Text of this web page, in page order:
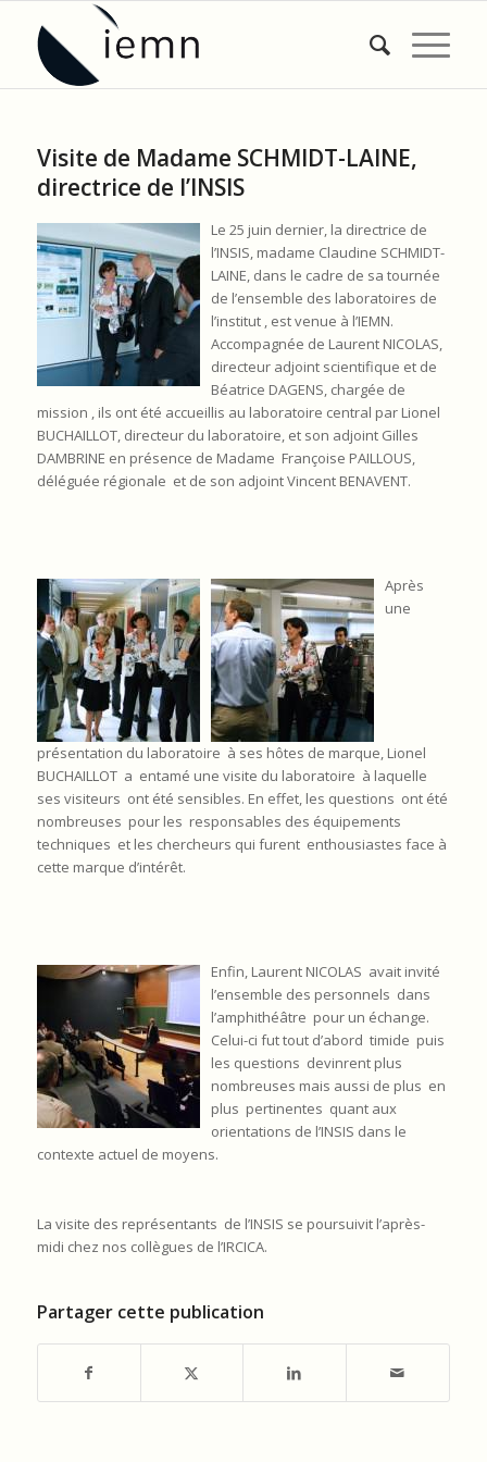
Visite de Madame SCHMIDT-LAINE,
directrice de l’INSIS
Le 25 juin dernier, la directrice de
l’INSIS, madame Claudine SCHMIDT-
LAINE, dans le cadre de sa tournée
de l’ensemble des laboratoires de
l’institut , est venue à l’IEMN.
Accompagnée de Laurent NICOLAS,
directeur adjoint scientifique et de
Béatrice DAGENS, chargée de
mission , ils ont été accueillis au laboratoire central par Lionel
BUCHAILLOT, directeur du laboratoire, et son adjoint Gilles
DAMBRINE en présence de Madame Françoise PAILLOUS,
déléguée régionale et de son adjoint Vincent BENAVENT.
Après
une
présentation du laboratoire à ses hôtes de marque, Lionel
BUCHAILLOT a entamé une visite du laboratoire à laquelle
ses visiteurs ont été sensibles. En effet, les questions ont été
nombreuses pour les responsables des équipements
techniques et les chercheurs qui furent enthousiastes face à
cette marque d’intérêt.
Enfin, Laurent NICOLAS avait invité
l’ensemble des personnels dans
l’amphithéâtre pour un échange.
Celui-ci fut tout d’abord timide puis
les questions devinrent plus
nombreuses mais aussi de plus en
plus pertinentes quant aux
orientations de l’INSIS dans le
contexte actuel de moyens.
La visite des représentants de l’INSIS se poursuivit l’après-
midi chez nos collègues de l’IRCICA.
Partager cette publication